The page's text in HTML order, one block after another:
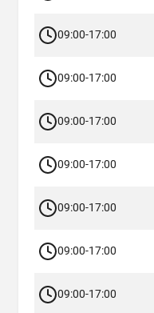
09:00-17:00
09:00-17:00
09:00-17:00
09:00-17:00
09:00-17:00
09:00-17:00
09:00-17:00